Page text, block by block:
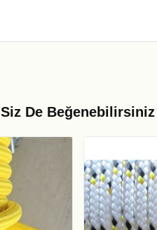
Siz De Beğenebilirsiniz